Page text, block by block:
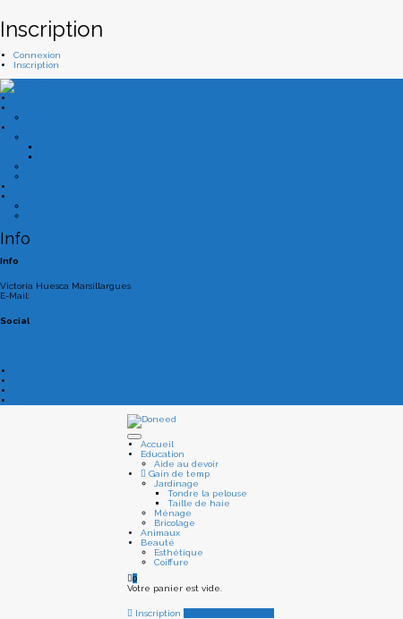
Inscription
Connexion
Inscription
Info
Info
Victoria Huesca Marsillargues
E-Mail:
Social
Accueil
Education
Aide au devoir
Gain de temp
Jardinage
Tondre la pelouse
Taille de haie
Ménage
Bricolage
Animaux
Beauté
Esthétique
Coiffure
0
Votre panier est vide.
Inscription